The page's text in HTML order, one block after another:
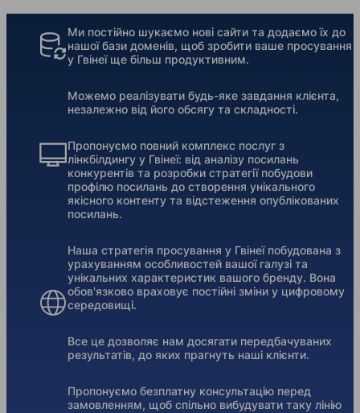
Ми постійно шукаємо нові сайти та додаємо їх до
нашої бази доменів, щоб зробити ваше просування
у Гвінеї ще більш продуктивним.
Можемо реалізувати будь-яке завдання клієнта,
незалежно від його обсягу та складності.
Пропонуємо повний комплекс послуг з
лінкбілдингу у Гвінеї: від аналізу посилань
конкурентів та розробки стратегії побудови
профілю посилань до створення унікального
якісного контенту та відстеження опублікованих
посилань.
Наша стратегія просування у Гвінеї побудована з
урахуванням особливостей вашої галузі та
унікальних характеристик вашого бренду. Вона
обов'язково враховує постійні зміни у цифровому
середовищі.
Все це дозволяє нам досягати передбачуваних
результатів, до яких прагнуть наші клієнти.
Пропонуємо безплатну консультацію перед
замовленням, щоб спільно вибудувати таку лінію